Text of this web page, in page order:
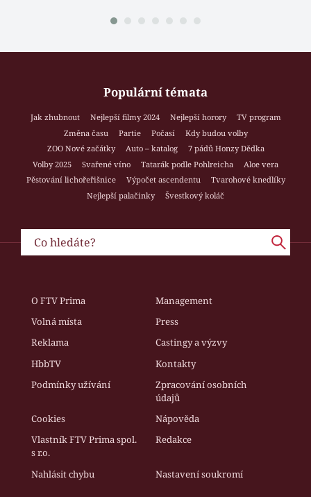
Populární témata
Jak zhubnout Nejlepší filmy 2024 Nejlepší horory
TV program
Změna času
Partie Počasí
Kdy budou volby
ZOO Nové začátky
Auto – katalog
7 pádů Honzy Dědka
Volby 2025
Svařené víno Tatarák podle Pohlreicha
Aloe vera
Pěstování lichořeřišnice
Výpočet ascendentu
Tvarohové knedlíky
Nejlepší palačinky
Švestkový koláč
O FTV Prima
Management
Volná místa
Press
Reklama
Castingy a výzvy
HbbTV
Kontakty
Podmínky užívání
Zpracování osobních
údajů
Cookies
Nápověda
Vlastník FTV Prima spol.
s r.o.
Redakce
Nahlásit chybu Nastavení soukromí